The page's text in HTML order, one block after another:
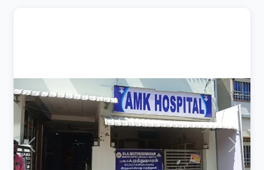
Previous Next